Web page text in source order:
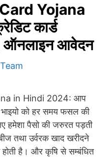
Yojana
कार्ड
| ऑनलाइन आवेदन
in Hindi 2024: आप
को हर समय फसल की
पैसो की जरुरत पड़ती
तथा उर्वरक खाद खरीदने
है। और कृषि से सम्बंधित